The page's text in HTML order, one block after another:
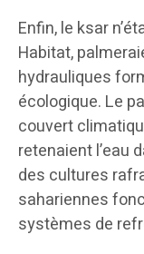
Enfin, le ksar
Habitat,
hydrauliques
écologique. Le
couvert
retenaient l’eau
des cultures
sahariennes
systèmes de